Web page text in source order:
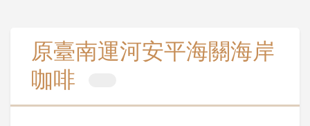
原臺南運河安平海關海岸
咖啡